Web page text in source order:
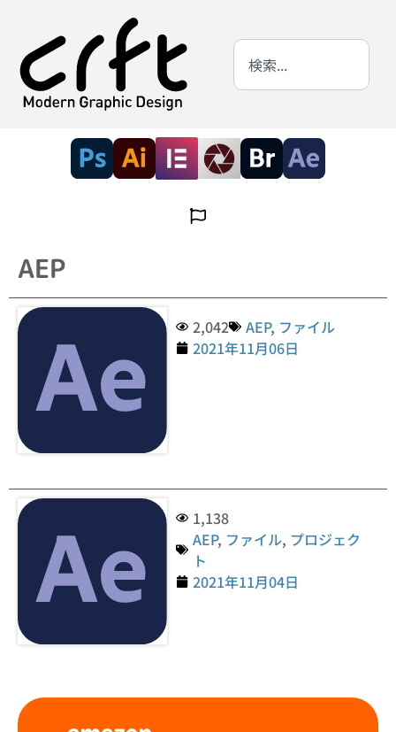
AEP
2,042 AEP, ファイル
2021年11月06日
1,138
AEP, ファイル, プロジェク
ト
2021年11月04日